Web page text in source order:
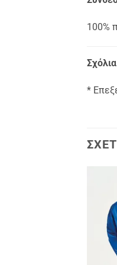
100%
Σχόλια
*